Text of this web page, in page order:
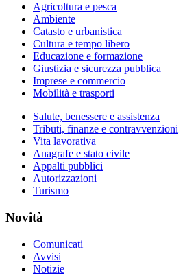
Agricoltura e pesca
Ambiente
Catasto e urbanistica
Cultura e tempo libero
Educazione e formazione
Giustizia e sicurezza pubblica
Imprese e commercio
Mobilità e trasporti
Salute, benessere e assistenza
Tributi, finanze e contravvenzioni
Vita lavorativa
Anagrafe e stato civile
Appalti pubblici
Autorizzazioni
Turismo
Novità
Comunicati
Avvisi
Notizie